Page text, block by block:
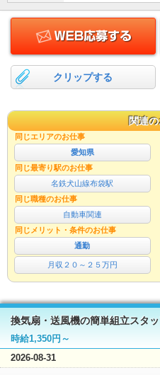
クリップする
関連
同じエリアのお仕事
愛知県
同じ最寄り駅のお仕事
名鉄犬山線布袋駅
同じ職種のお仕事
自動車関連
同じメリット・条件のお仕事
通勤
月収２０～２５万円
換気扇・送風機の簡単組立スタ
時給1,350円～
2026-08-31